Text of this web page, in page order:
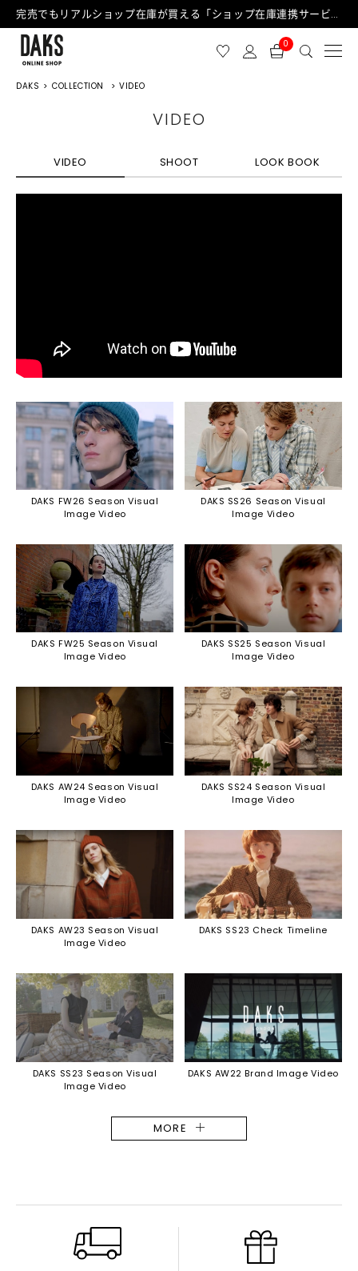
完売でもリアルショップ在庫が買える「ショップ在庫連携サービス」が日中もご利用可能になりました！
0
DAKS COLLECTION VIDEO
VIDEO
VIDEO SHOOT LOOK BOOK
DAKS FW26 Season Visual
Image Video
DAKS SS26 Season Visual
Image Video
DAKS FW25 Season Visual
Image Video
DAKS SS25 Season Visual
Image Video
DAKS AW24 Season Visual
Image Video
DAKS SS24 Season Visual
Image Video
DAKS AW23 Season Visual
Image Video
DAKS SS23 Check Timeline
DAKS SS23 Season Visual
Image Video
DAKS AW22 Brand Image Video
MORE